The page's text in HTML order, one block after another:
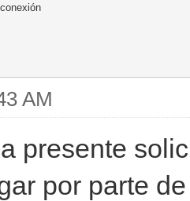
AM
presente
por parte